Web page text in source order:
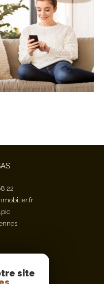
22
site